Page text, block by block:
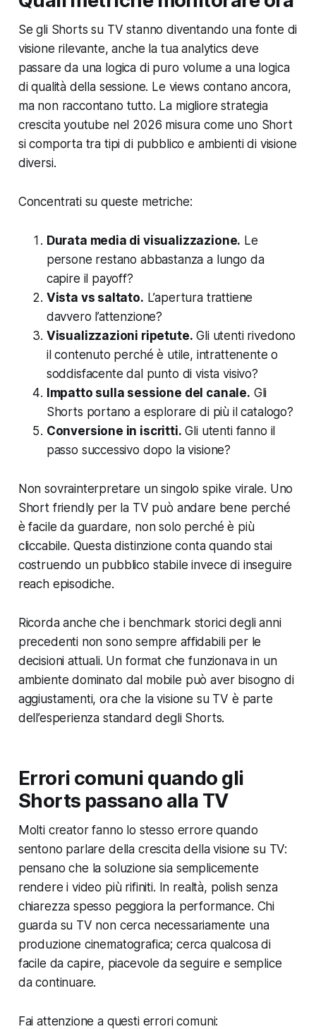
Se gli Shorts su TV stanno diventando una fonte di
visione rilevante, anche la tua analytics deve
passare da una logica di puro volume a una logica
di qualità della sessione. Le views contano ancora,
ma non raccontano tutto. La migliore strategia
crescita youtube nel 2026 misura come uno Short
si comporta tra tipi di pubblico e ambienti di visione
diversi.
Concentrati su queste metriche:
Durata media di visualizzazione. Le
persone restano abbastanza a lungo da
capire il payoff?
Vista vs saltato. L’apertura trattiene
davvero l’attenzione?
Visualizzazioni ripetute. Gli utenti rivedono
il contenuto perché è utile, intrattenente o
soddisfacente dal punto di vista visivo?
Impatto sulla sessione del canale. Gli
Shorts portano a esplorare di più il catalogo?
Conversione in iscritti. Gli utenti fanno il
passo successivo dopo la visione?
Non sovrainterpretare un singolo spike virale. Uno
Short friendly per la TV può andare bene perché
è facile da guardare, non solo perché è più
cliccabile. Questa distinzione conta quando stai
costruendo un pubblico stabile invece di inseguire
reach episodiche.
Ricorda anche che i benchmark storici degli anni
precedenti non sono sempre affidabili per le
decisioni attuali. Un format che funzionava in un
ambiente dominato dal mobile può aver bisogno di
aggiustamenti, ora che la visione su TV è parte
dell’esperienza standard degli Shorts.
Errori comuni quando gli
Shorts passano alla TV
Molti creator fanno lo stesso errore quando
sentono parlare della crescita della visione su TV:
pensano che la soluzione sia semplicemente
rendere i video più rifiniti. In realtà, polish senza
chiarezza spesso peggiora la performance. Chi
guarda su TV non cerca necessariamente una
produzione cinematografica; cerca qualcosa di
facile da capire, piacevole da seguire e semplice
da continuare.
Fai attenzione a questi errori comuni: